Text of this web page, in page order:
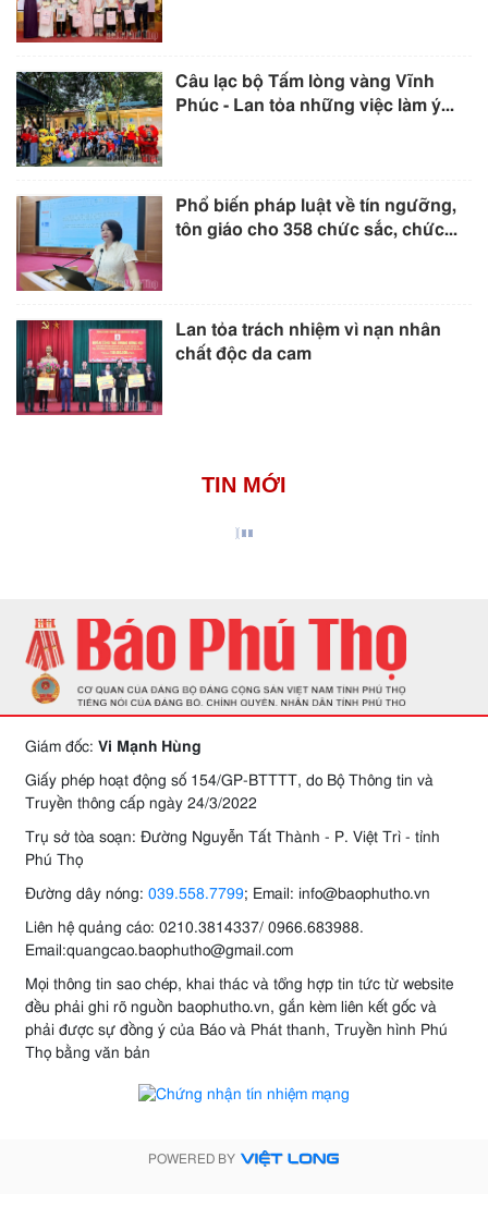
Câu lạc bộ Tấm lòng vàng Vĩnh
Phúc - Lan tỏa những việc làm ý...
Phổ biến pháp luật về tín ngưỡng,
tôn giáo cho 358 chức sắc, chức...
Lan tỏa trách nhiệm vì nạn nhân
chất độc da cam
TIN MỚI
Giám đốc: Vi Mạnh Hùng
Giấy phép hoạt động số 154/GP-BTTTT, do Bộ Thông tin và
Truyền thông cấp ngày 24/3/2022
Trụ sở tòa soạn: Đường Nguyễn Tất Thành - P. Việt Trì - tỉnh
Phú Thọ
Đường dây nóng: 039.558.7799; Email: info@baophutho.vn
Liên hệ quảng cáo: 0210.3814337/ 0966.683988.
Email:quangcao.baophutho@gmail.com
Mọi thông tin sao chép, khai thác và tổng hợp tin tức từ website
đều phải ghi rõ nguồn baophutho.vn, gắn kèm liên kết gốc và
phải được sự đồng ý của Báo và Phát thanh, Truyền hình Phú
Thọ bằng văn bản
POWERED BY